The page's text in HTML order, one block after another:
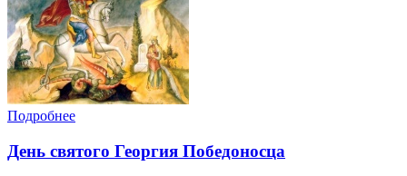
Подробнее
День святого Георгия Победоносца